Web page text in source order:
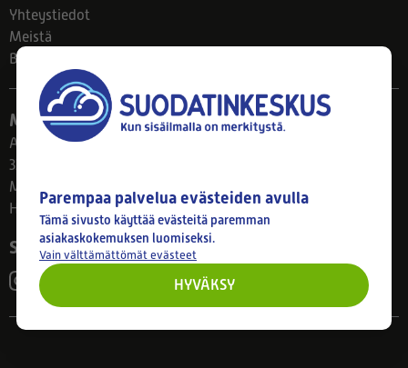
Yhteystiedot
Meistä
Blogi
Myymälä
Ahlmanintie 61
33800 Tampere
Ma–Pe 8–17
Huom! Myymälän poikkeusaukiolot: 27.7.-21.8. klo 8-16
Seuraa meitä
Parempaa palvelua evästeiden avulla
Tämä sivusto käyttää evästeitä paremman
asiakaskokemuksen luomiseksi.
Vain välttämättömät evästeet
HYVÄKSY